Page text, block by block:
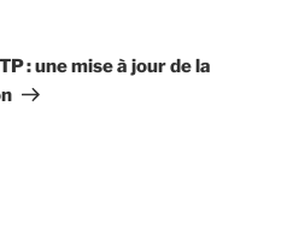
: une mise à jour de la